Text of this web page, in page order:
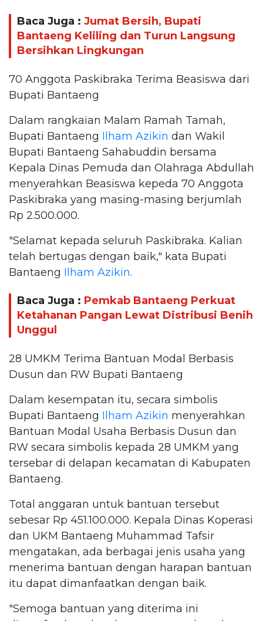
Baca Juga : Jumat Bersih, Bupati
Bantaeng Keliling dan Turun Langsung
Bersihkan Lingkungan
70 Anggota Paskibraka Terima Beasiswa dari
Bupati Bantaeng
Dalam rangkaian Malam Ramah Tamah,
Bupati Bantaeng Ilham Azikin dan Wakil
Bupati Bantaeng Sahabuddin bersama
Kepala Dinas Pemuda dan Olahraga Abdullah
menyerahkan Beasiswa kepeda 70 Anggota
Paskibraka yang masing-masing berjumlah
Rp 2.500.000.
"Selamat kepada seluruh Paskibraka. Kalian
telah bertugas dengan baik," kata Bupati
Bantaeng Ilham Azikin.
Baca Juga : Pemkab Bantaeng Perkuat
Ketahanan Pangan Lewat Distribusi Benih
Unggul
28 UMKM Terima Bantuan Modal Berbasis
Dusun dan RW Bupati Bantaeng
Dalam kesempatan itu, secara simbolis
Bupati Bantaeng Ilham Azikin menyerahkan
Bantuan Modal Usaha Berbasis Dusun dan
RW secara simbolis kepada 28 UMKM yang
tersebar di delapan kecamatan di Kabupaten
Bantaeng.
Total anggaran untuk bantuan tersebut
sebesar Rp 451.100.000. Kepala Dinas Koperasi
dan UKM Bantaeng Muhammad Tafsir
mengatakan, ada berbagai jenis usaha yang
menerima bantuan dengan harapan bantuan
itu dapat dimanfaatkan dengan baik.
"Semoga bantuan yang diterima ini